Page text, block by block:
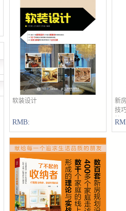
软装设计
RMB:
新
技
技